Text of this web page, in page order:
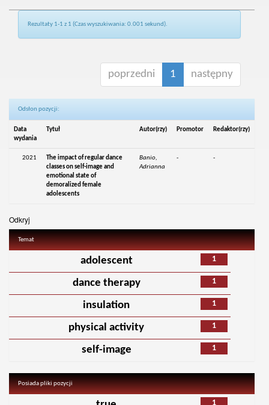
Rezultaty 1-1 z 1 (Czas wyszukiwania: 0.001 sekund).
poprzedni 1 następny
Odsłon pozycji:
Data
wydania
Tytuł Autor(rzy) Promotor Redaktor(rzy)
2021
The impact of regular dance
classes on self-image and
emotional state of
demoralized female
adolescents
Banio,
Adrianna
- -
Odkryj
Temat
1
adolescent
1
dance therapy
1
insulation
1
physical activity
1
self-image
Posiada pliki pozycji
1